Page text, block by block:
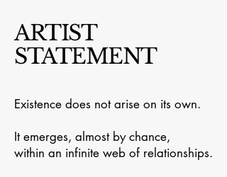
ARTIST
STATEMENT
Existence does not arise on its own.
It emerges, almost by chance,
within an infinite web of relationships.